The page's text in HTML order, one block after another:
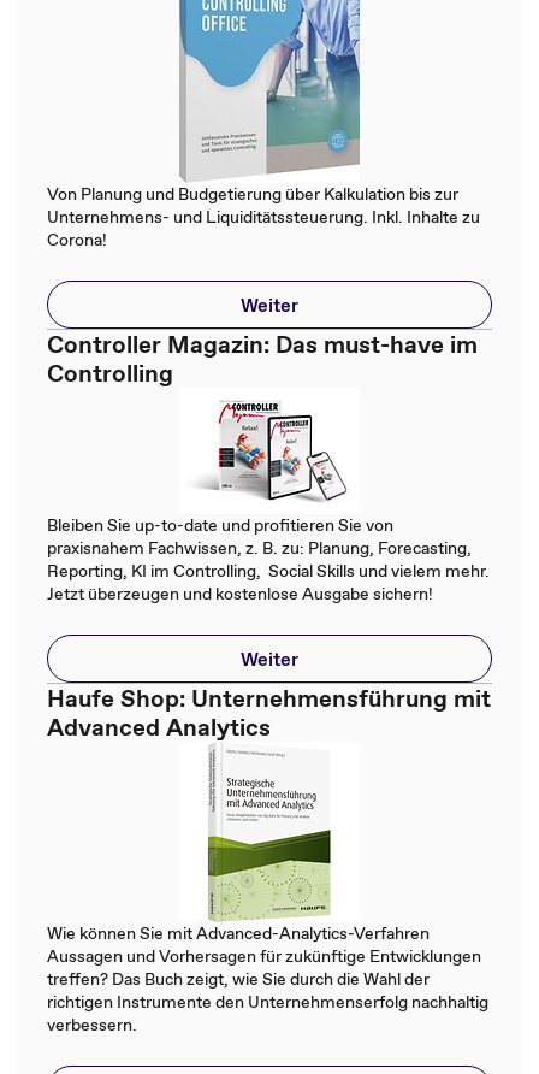
Von Planung und Budgetierung über Kalkulation bis zur
Unternehmens- und Liquiditätssteuerung. Inkl. Inhalte zu
Corona!
Weiter
Controller Magazin: Das must-have im
Controlling
Bleiben Sie up-to-date und profitieren Sie von
praxisnahem Fachwissen, z. B. zu: Planung, Forecasting,
Reporting, KI im Controlling, Social Skills und vielem mehr.
Jetzt überzeugen und kostenlose Ausgabe sichern!
Weiter
Haufe Shop: Unternehmensführung mit
Advanced Analytics
Wie können Sie mit Advanced-Analytics-Verfahren
Aussagen und Vorhersagen für zukünftige Entwicklungen
treffen? Das Buch zeigt, wie Sie durch die Wahl der
richtigen Instrumente den Unternehmenserfolg nachhaltig
verbessern.